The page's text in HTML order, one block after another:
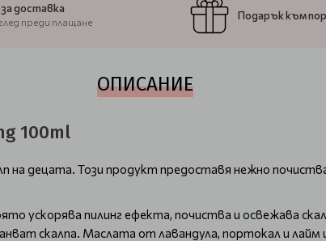
доставка
преди плащане
Подарък към
ОПИСАНИЕ
100ml
на децата. Този продукт предоставя нежно
ускорява пилинг ефекта, почиства и освежава
скалпа. Маслата от лавандула, портокал и